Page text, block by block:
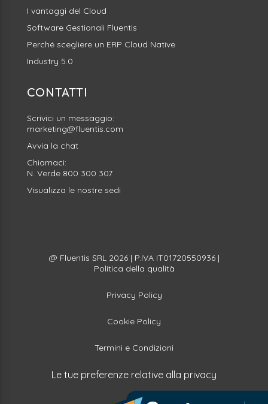
I vantaggi del Cloud
Software Gestionali Fluentis
Perché scegliere un ERP Cloud Native
Industry 5.0
CONTATTI
Scrivici un messaggio:
marketing@fluentis.com
Avvia la chat
Chiamaci:
N. Verde 800 300 307
Visualizza le nostre sedi
@ Fluentis SRL 2026 | P.IVA IT01720550936 |
Politica della qualità
Privacy Policy
Cookie Policy
Termini e Condizioni
Le tue preferenze relative alla privacy